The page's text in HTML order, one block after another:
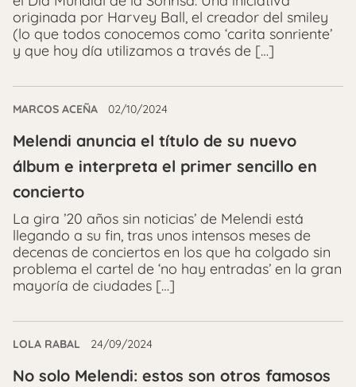
originada por Harvey Ball, el creador del smiley
(lo que todos conocemos como ‘carita sonriente’
y que hoy día utilizamos a través de […]
MARCOS ACEÑA 02/10/2024
Melendi anuncia el título de su nuevo
álbum e interpreta el primer sencillo en
concierto
La gira ’20 años sin noticias’ de Melendi está
llegando a su fin, tras unos intensos meses de
decenas de conciertos en los que ha colgado sin
problema el cartel de ‘no hay entradas’ en la gran
mayoría de ciudades […]
LOLA RABAL 24/09/2024
No solo Melendi: estos son otros famosos